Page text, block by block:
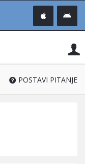
®
POSTAVI PITANJE